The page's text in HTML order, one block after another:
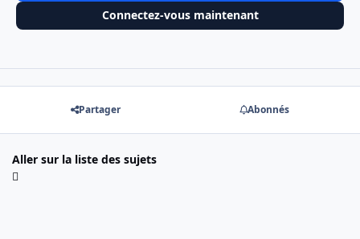
Connectez-vous maintenant
Partager Abonnés
Aller sur la liste des sujets